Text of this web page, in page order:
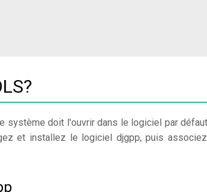
système doit l'ouvrir dans le logiciel par
et installez le logiciel djgpp, puis